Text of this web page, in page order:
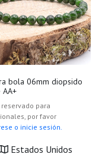
bola 06mm diopsido
reservado para
por favor
o inicie sesión.
Estados Unidos